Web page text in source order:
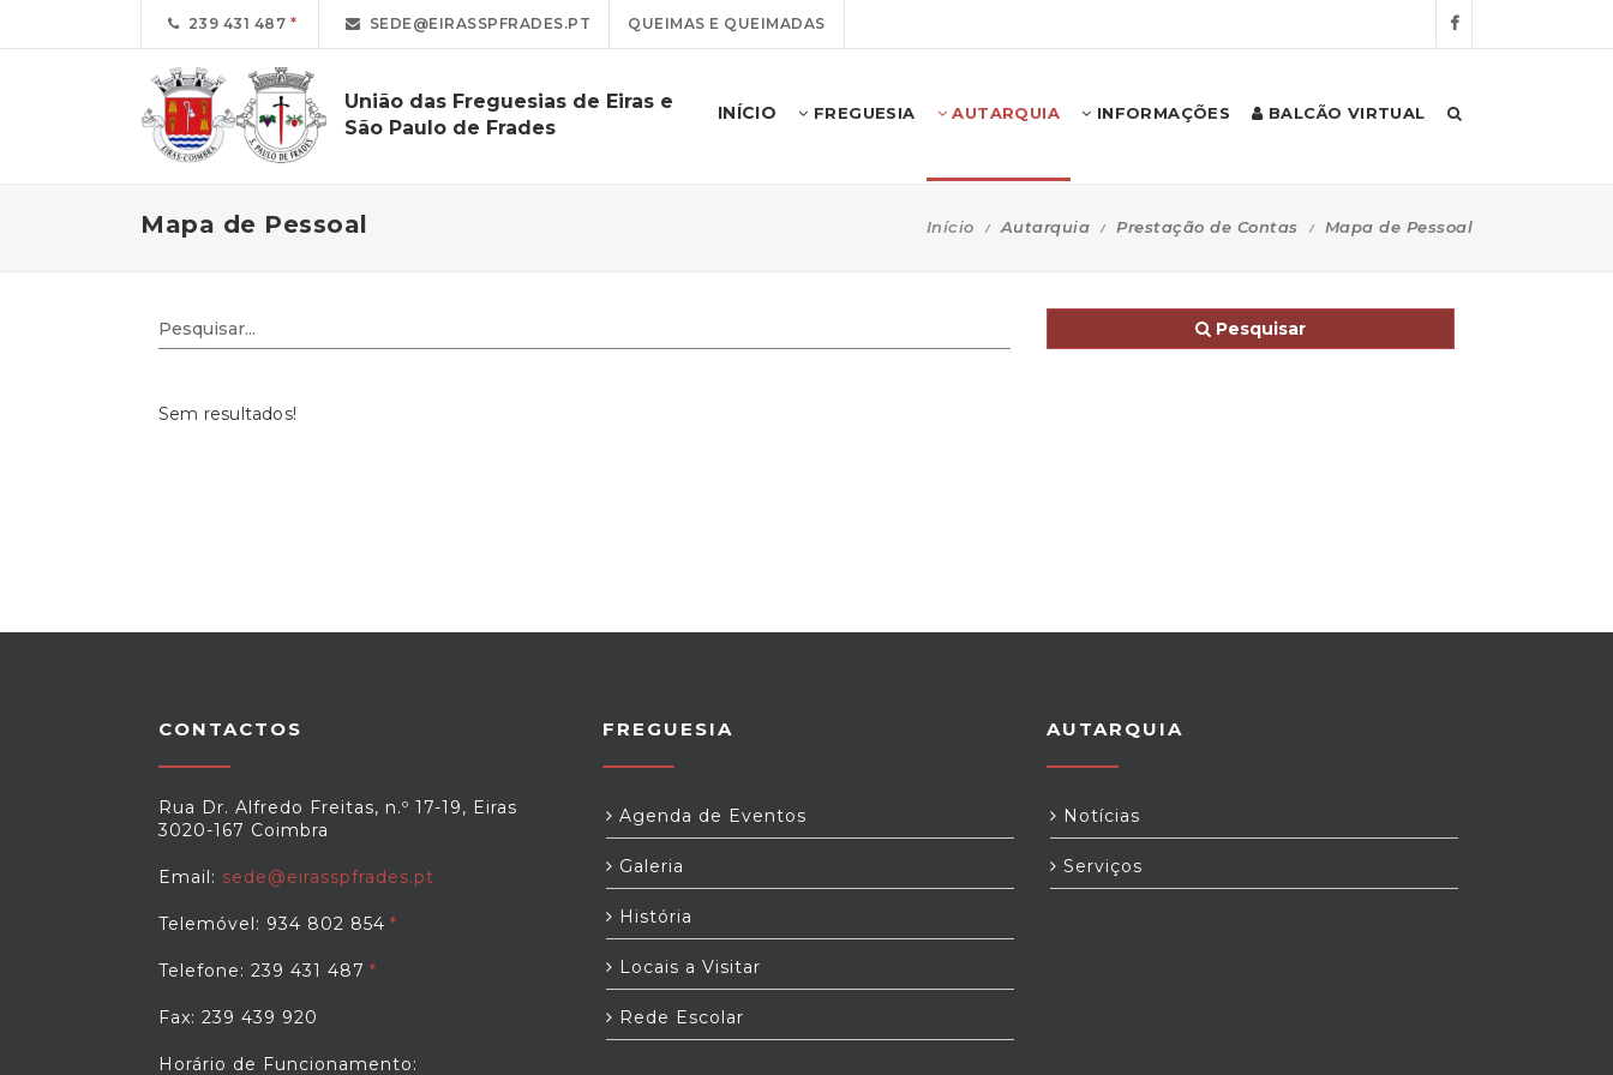
239 431 487 SEDE@EIRASSPFRADES.PT QUEIMAS E QUEIMADAS
União das Freguesias de Eiras e
São Paulo de Frades
INÍCIO FREGUESIA AUTARQUIA INFORMAÇÕES BALCÃO VIRTUAL
Mapa de Pessoal Início Autarquia Prestação de Contas Mapa de Pessoal
Pesquisar
Sem resultados!
CONTACTOS
Rua Dr. Alfredo Freitas, n.º 17-19, Eiras
3020-167 Coimbra
Email: sede@eirasspfrades.pt
Telemóvel: 934 802 854
Telefone: 239 431 487
Fax: 239 439 920
Horário de Funcionamento:
FREGUESIA
Agenda de Eventos
Galeria
História
Locais a Visitar
Rede Escolar
AUTARQUIA
Notícias
Serviços